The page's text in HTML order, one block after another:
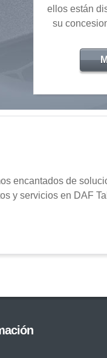
ellos están
su
encantados de
y servicios en DAF